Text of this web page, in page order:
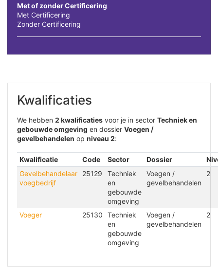
Met of zonder Certificering
Met Certificering
Zonder Certificering
Kwalificaties
We hebben 2 kwalificaties voor je in sector Techniek en
gebouwde omgeving en dossier Voegen /
gevelbehandelen op niveau 2:
Kwalificatie Code Sector Dossier
Gevelbehandelaar
voegbedrijf
25129
Techniek
en
gebouwde
omgeving
Voegen /
gevelbehandelen
2
Voeger 25130
Techniek
en
gebouwde
omgeving
Voegen /
gevelbehandelen
2